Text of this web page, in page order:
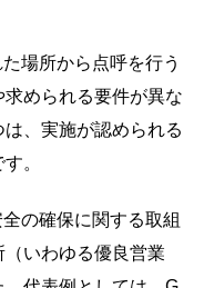
場所から点呼を行う
められる要件が異な
、実施が認められる
。
の確保に関する取組
いわゆる優良営業